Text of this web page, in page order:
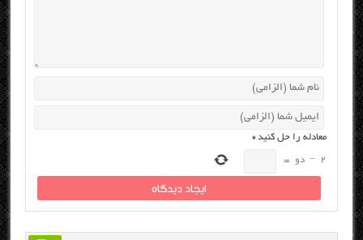
معادله را حل کنید*
2
− دو =